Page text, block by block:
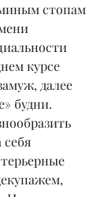
стопам
курсе
далее
будни.
себя